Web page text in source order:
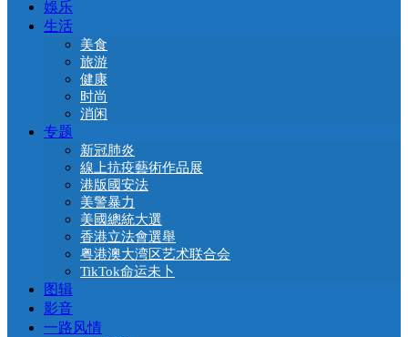
娛乐
生活
美食
旅游
健康
时尚
消闲
专题
新冠肺炎
線上抗疫藝術作品展
港版國安法
美警暴力
美國總統大選
香港立法會選舉
粤港澳大湾区艺术联合会
TikTok命运未卜
图辑
影音
一路风情